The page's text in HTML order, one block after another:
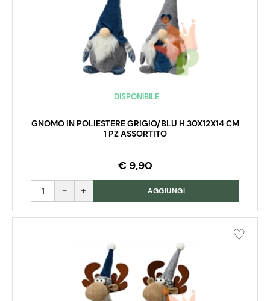
DISPONIBILE
GNOMO IN POLIESTERE GRIGIO/BLU H.30X12X14 CM
1 PZ ASSORTITO
€ 9,90
Quantità AGGIUNGI